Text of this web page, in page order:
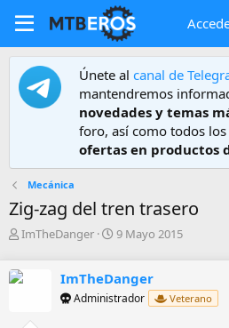
Únete al canal de
mantendremos
novedades y temas
foro, así como todos los
ofertas en productos
Mecánica
Zig-zag del tren trasero
A
o
ImTheDanger
F
h
a
9 Mayo 2015
ImTheDanger
Administrador Veterano